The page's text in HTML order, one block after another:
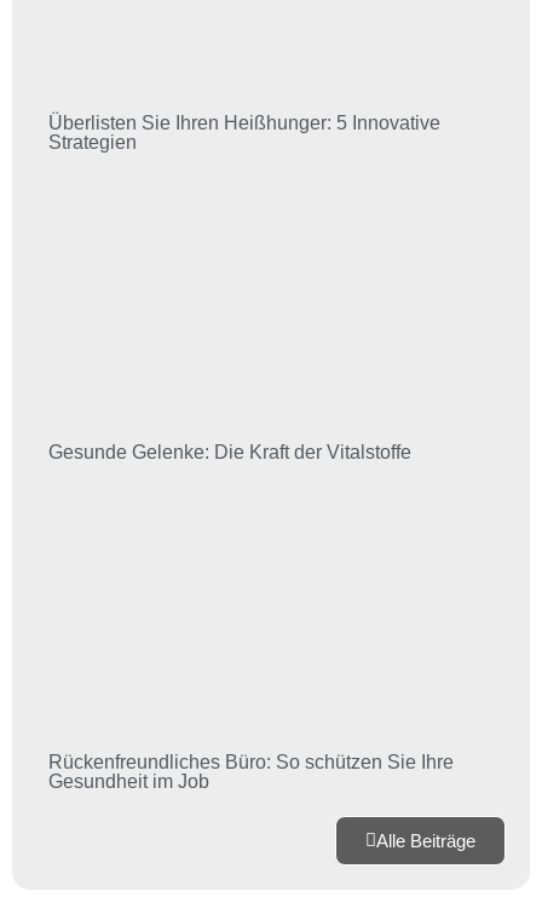
Überlisten Sie Ihren Heißhunger: 5 Innovative
Strategien
Gesunde Gelenke: Die Kraft der Vitalstoffe
Rückenfreundliches Büro: So schützen Sie Ihre
Gesundheit im Job
Alle Beiträge